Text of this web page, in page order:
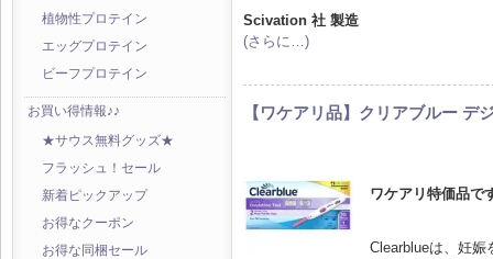
植物性プロテイン
エッグプロテイン
ビーフプロテイン
お買い得情報♪♪
★サウス無料グッズ★
フラッシュ！セール
新着ピックアップ
お得なクーポン
お得な同梱セール
Scivation 社 製造
(さらに…)
【ワケアリ品】クリアブルー デ
ワケアリ特価品で
Clearblueは、妊娠